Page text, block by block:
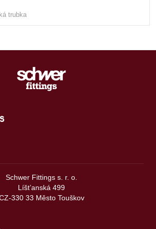
trubka
Schwer Fittings s. r. o.
Líšt’anská 499
330 33 Město Touškov